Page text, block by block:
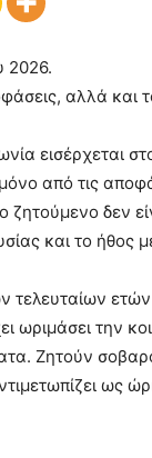
2026.
αλλά και
εισέρχεται
από τις
ζητούμενο δεν
και το ήθος
τελευταίων ετών
ωριμάσει την
Ζητούν
ως